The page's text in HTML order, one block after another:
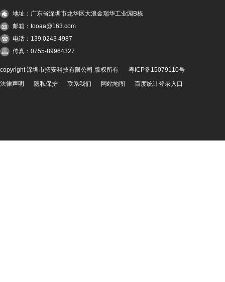
地址：广东省深圳市龙华区大浪金瑞华工业园B栋
邮箱：tooaa@163.com
电话：139 0243 4987
传真：0755-89964327
copyright 深圳市拓安科技有限公司 版权所有
粤ICP备15079110号
法律声明
隐私保护 联系我们 网站地图 百度统计登录入口